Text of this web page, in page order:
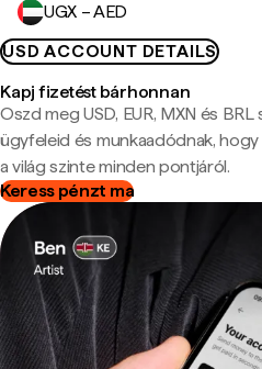
UGX – AED
USD ACCOUNT DETAILS
Kapj fizetést bárhonnan
Oszd meg USD, EUR, MXN és
ügyfeleid és munkaadódnak,
a világ szinte minden pontjáról.
Keress pénzt ma